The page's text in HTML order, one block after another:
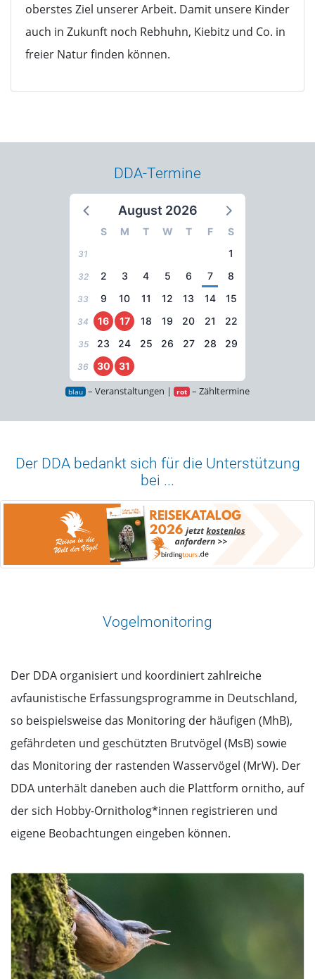
oberstes Ziel unserer Arbeit. Damit unsere Kinder
auch in Zukunft noch Rebhuhn, Kiebitz und Co. in
freier Natur finden können.
DDA-Termine
August 2026
S M T W T F S
31 1
32 2 3 4 5 6 7 8
33 9 10 11 12 13 14 15
34 16 17 18 19 20 21 22
35 23 24 25 26 27 28 29
36 30 31
blau – Veranstaltungen | rot – Zähltermine
Der DDA bedankt sich für die Unterstützung
bei ...
Vogelmonitoring
Der DDA organisiert und koordiniert zahlreiche
avfaunistische Erfassungsprogramme in Deutschland,
so beispielsweise das Monitoring der häufigen (MhB),
gefährdeten und geschützten Brutvögel (MsB) sowie
das Monitoring der rastenden Wasservögel (MrW). Der
DDA unterhält daneben auch die Plattform ornitho, auf
der sich Hobby-Ornitholog*innen registrieren und
eigene Beobachtungen eingeben können.